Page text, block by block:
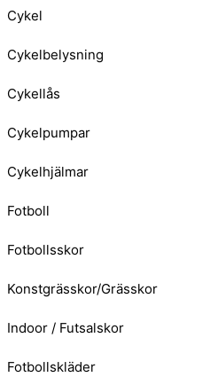
Cykel
Cykelbelysning
Cykellås
Cykelpumpar
Cykelhjälmar
Fotboll
Fotbollsskor
Konstgrässkor/Grässkor
Indoor / Futsalskor
Fotbollskläder